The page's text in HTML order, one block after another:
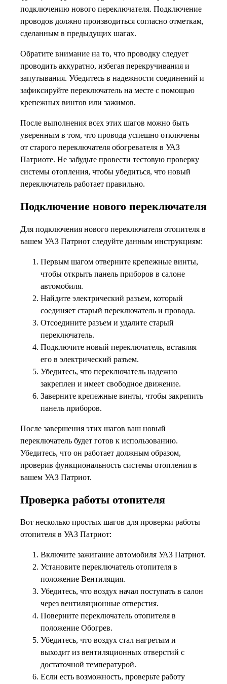
подключению нового переключателя. Подключение
проводов должно производиться согласно отметкам,
сделанным в предыдущих шагах.
Обратите внимание на то, что проводку следует
проводить аккуратно, избегая перекручивания и
запутывания. Убедитесь в надежности соединений и
зафиксируйте переключатель на месте с помощью
крепежных винтов или зажимов.
После выполнения всех этих шагов можно быть
уверенным в том, что провода успешно отключены
от старого переключателя обогревателя в УАЗ
Патриоте. Не забудьте провести тестовую проверку
системы отопления, чтобы убедиться, что новый
переключатель работает правильно.
Подключение нового переключателя
Для подключения нового переключателя отопителя в
вашем УАЗ Патриот следуйте данным инструкциям:
Первым шагом отверните крепежные винты,
чтобы открыть панель приборов в салоне
автомобиля.
Найдите электрический разъем, который
соединяет старый переключатель и провода.
Отсоедините разъем и удалите старый
переключатель.
Подключите новый переключатель, вставляя
его в электрический разъем.
Убедитесь, что переключатель надежно
закреплен и имеет свободное движение.
Заверните крепежные винты, чтобы закрепить
панель приборов.
После завершения этих шагов ваш новый
переключатель будет готов к использованию.
Убедитесь, что он работает должным образом,
проверив функциональность системы отопления в
вашем УАЗ Патриот.
Проверка работы отопителя
Вот несколько простых шагов для проверки работы
отопителя в УАЗ Патриот:
Включите зажигание автомобиля УАЗ Патриот.
Установите переключатель отопителя в
положение Вентиляция.
Убедитесь, что воздух начал поступать в салон
через вентиляционные отверстия.
Поверните переключатель отопителя в
положение Обогрев.
Убедитесь, что воздух стал нагретым и
выходит из вентиляционных отверстий с
достаточной температурой.
Если есть возможность, проверьте работу